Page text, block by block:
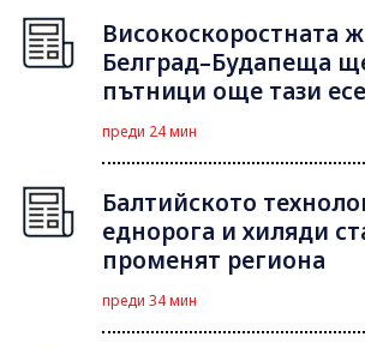
Високоскоростната
Белград–Будапеща
пътници още тази
преди 24 мин
Балтийското
еднорога и хиляди
променят региона
преди 34 мин